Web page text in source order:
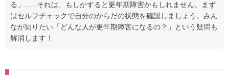
る」......それは、もしかすると更年期障害かもしれません。まず
はセルフチェックで自分のからだの状態を確認しましょう。みん
なが知りたい「どんな人が更年期障害になるの？」という疑問も
解消します！